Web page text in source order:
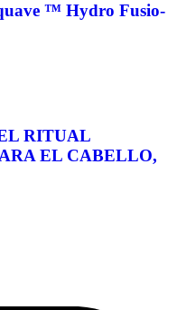
™ Hydro Fusio-
RITUAL
EL CABELLO,